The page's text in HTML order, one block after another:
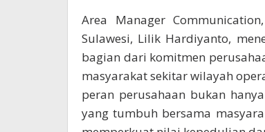
Area Manager
Sulawesi, Lilik Hardiyanto,
bagian dari komitmen
masyarakat sekitar wilayah
peran perusahaan bukan
yang tumbuh bersama